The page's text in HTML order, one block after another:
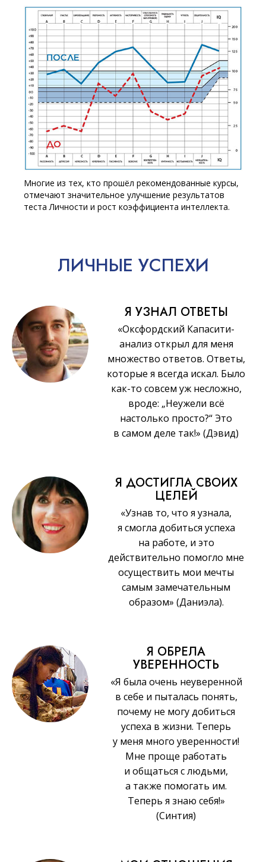
Многие из тех, кто прошёл рекомендованные курсы,
отмечают значительное улучшение результатов
теста Личности и рост коэффициента интеллекта.
ЛИЧНЫЕ УСПЕХИ
Я УЗНАЛ ОТВЕТЫ
«Оксфордский Капасити-
анализ открыл для меня
множество ответов. Ответы,
которые я всегда искал. Было
как-то совсем уж несложно,
вроде: „Неужели всё
настолько просто?“ Это
в самом деле так!» (Дэвид)
Я ДОСТИГЛА СВОИХ
ЦЕЛЕЙ
«Узнав то, что я узнала,
я смогла добиться успеха
на работе, и это
действительно помогло мне
осуществить мои мечты
самым замечательным
образом» (Даниэла).
Я ОБРЕЛА
УВЕРЕННОСТЬ
«Я была очень неуверенной
в себе и пыталась понять,
почему не могу добиться
успеха в жизни. Теперь
у меня много уверенности!
Мне проще работать
и общаться с людьми,
а также помогать им.
Теперь я знаю себя!»
(Синтия)